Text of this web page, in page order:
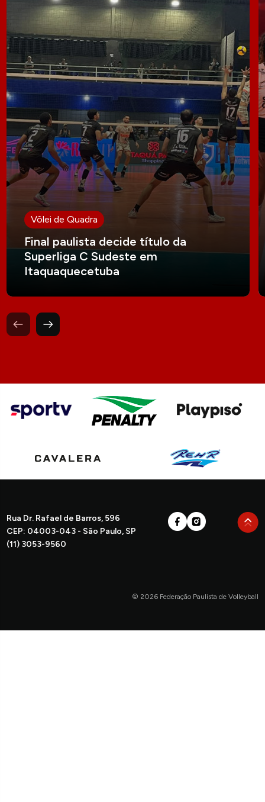
Vôlei de Quadra
Final paulista decide título da
Superliga C Sudeste em
Itaquaquecetuba
Rua Dr. Rafael de Barros, 596
CEP: 04003-043 - São Paulo, SP
(11) 3053-9560
© 2026 Federação Paulista de Volleyball